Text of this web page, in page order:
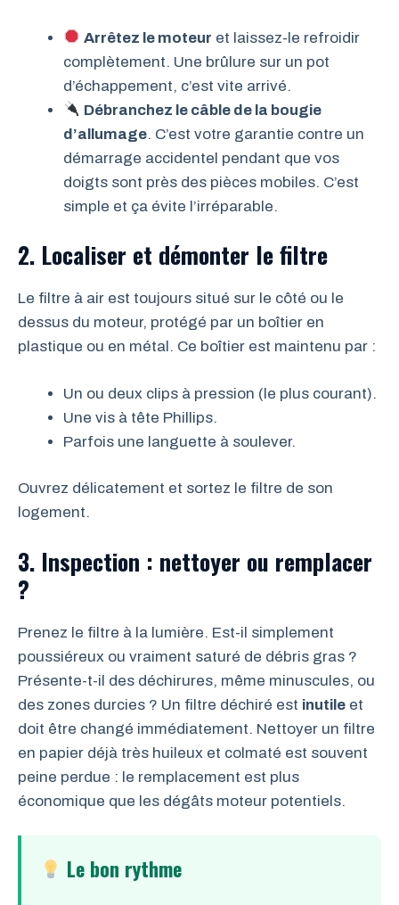
Arrêtez le moteur et laissez-le refroidir
complètement. Une brûlure sur un pot
d’échappement, c’est vite arrivé.
Débranchez le câble de la bougie
d’allumage. C’est votre garantie contre un
démarrage accidentel pendant que vos
doigts sont près des pièces mobiles. C’est
simple et ça évite l’irréparable.
2. Localiser et démonter le filtre
Le filtre à air est toujours situé sur le côté ou le
dessus du moteur, protégé par un boîtier en
plastique ou en métal. Ce boîtier est maintenu par :
Un ou deux clips à pression (le plus courant).
Une vis à tête Phillips.
Parfois une languette à soulever.
Ouvrez délicatement et sortez le filtre de son
logement.
3. Inspection : nettoyer ou remplacer
?
Prenez le filtre à la lumière. Est-il simplement
poussiéreux ou vraiment saturé de débris gras ?
Présente-t-il des déchirures, même minuscules, ou
des zones durcies ? Un filtre déchiré est inutile et
doit être changé immédiatement. Nettoyer un filtre
en papier déjà très huileux et colmaté est souvent
peine perdue : le remplacement est plus
économique que les dégâts moteur potentiels.
Le bon rythme